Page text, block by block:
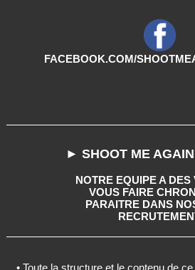
FACEBOOK.COM/
► SHOOT ME
NOTRE EQUIPE A DES
VOUS FAIRE
PARAITRE DANS
• Toute la structure et le contenu de